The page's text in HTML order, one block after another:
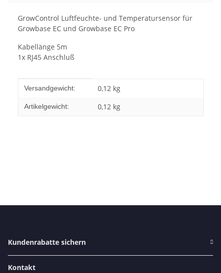
GrowControl Luftfeuchte- und Temperatursensor für
Growbase EC und Growbase EC Pro
Kabellänge 5m
1x RJ45 Anschluß
Produkteigenschaft
Wert
Versandgewicht: 0,12 kg
Artikelgewicht: 0,12 kg
Kundenrabatte sichern
Kontakt